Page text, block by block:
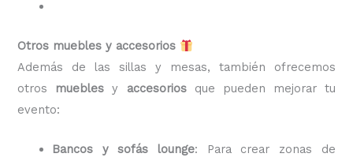
Otros muebles y accesorios
Además de las sillas y mesas, también ofrecemos
otros muebles y accesoriosque pueden mejorar tu
evento:
Bancos y sofás lounge: Para crear zonas de